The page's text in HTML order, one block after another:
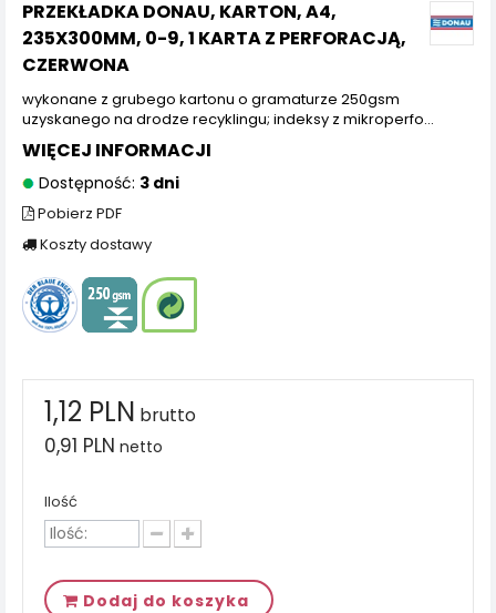
PRZEKŁADKA DONAU, KARTON, A4,
235X300MM, 0-9, 1 KARTA Z PERFORACJĄ,
CZERWONA
wykonane z grubego kartonu o gramaturze 250gsm
uzyskanego na drodze recyklingu; indeksy z mikroperfo...
WIĘCEJ INFORMACJI
Dostępność: 3 dni
Pobierz PDF
Koszty dostawy
1,12 PLN brutto
0,91 PLN netto
Ilość
Dodaj do koszyka